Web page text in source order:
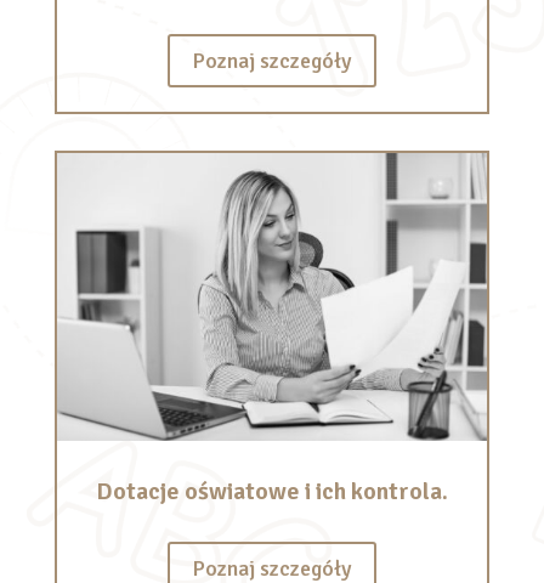
Poznaj szczegóły
Dotacje oświatowe i ich kontrola.
Poznaj szczegóły